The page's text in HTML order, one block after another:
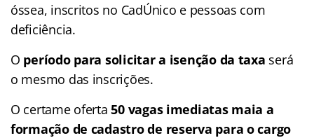
óssea, inscritos no CadÚnico e pessoas com
deficiência.
O período para solicitar a isenção da taxa será
o mesmo das inscrições.
O certame oferta50 vagas imediatas maia a
formação de cadastro de reserva para o cargo